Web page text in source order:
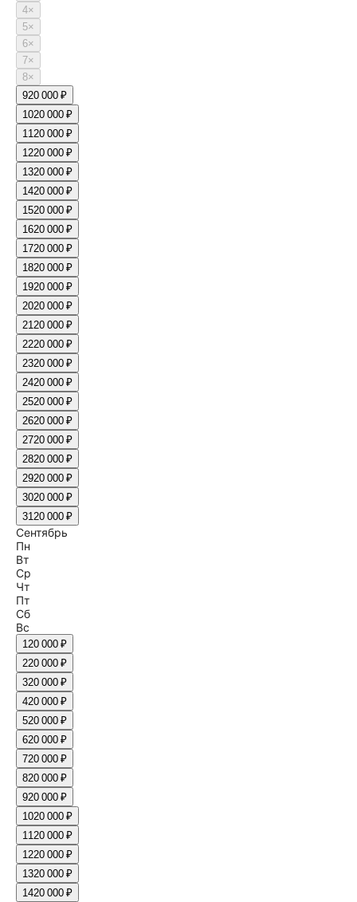
4×
5×
6×
7×
8×
920 000 ₽
1020 000 ₽
1120 000 ₽
1220 000 ₽
1320 000 ₽
1420 000 ₽
1520 000 ₽
1620 000 ₽
1720 000 ₽
1820 000 ₽
1920 000 ₽
2020 000 ₽
2120 000 ₽
2220 000 ₽
2320 000 ₽
2420 000 ₽
2520 000 ₽
2620 000 ₽
2720 000 ₽
2820 000 ₽
2920 000 ₽
3020 000 ₽
3120 000 ₽
Сентябрь
Пн
Вт
Ср
Чт
Пт
Сб
Вс
120 000 ₽
220 000 ₽
320 000 ₽
420 000 ₽
520 000 ₽
620 000 ₽
720 000 ₽
820 000 ₽
920 000 ₽
1020 000 ₽
1120 000 ₽
1220 000 ₽
1320 000 ₽
1420 000 ₽